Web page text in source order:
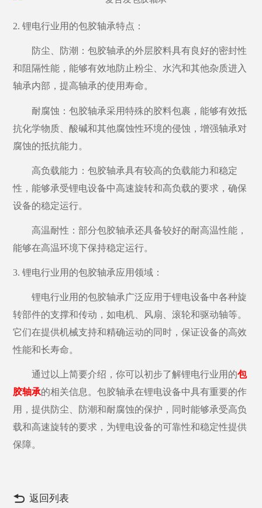
2. 锂电行业用的包胶轴承特点：
防尘、防潮：包胶轴承的外层胶料具有良好的密封性
和阻隔性能，能够有效地防止粉尘、水汽和其他杂质进入
轴承内部，提高轴承的使用寿命。
耐腐蚀：包胶轴承采用特殊的胶料包裹，能够有效抵
抗化学物质、酸碱和其他腐蚀性环境的侵蚀，增强轴承对
腐蚀的抵抗能力。
高负载能力：包胶轴承具有较高的负载能力和稳定
性，能够承受锂电设备中高速旋转和高负载的要求，确保
设备的稳定运行。
高温耐性：部分包胶轴承还具备较好的耐高温性能，
能够在高温环境下保持稳定运行。
3. 锂电行业用的包胶轴承应用领域：
锂电行业用的包胶轴承广泛应用于锂电设备中各种旋
转部件的支撑和传动，如电机、风扇、滚轮和驱动轴等。
它们在提供机械支持和精确运动的同时，保证设备的高效
性能和长寿命。
通过以上简要介绍，你可以初步了解锂电行业用的包
胶轴承的相关信息。包胶轴承在锂电设备中具有重要的作
用，提供防尘、防潮和耐腐蚀的保护，同时能够承受高负
载和高速旋转的要求，为锂电设备的可靠性和稳定性提供
保障。
返回列表